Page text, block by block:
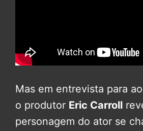
Mas em entrevista para ao
o produtor Eric Carroll
personagem do ator se